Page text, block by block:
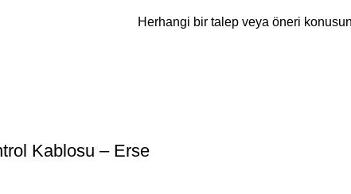
Herhangi bir talep veya öneri
Kablosu – Erse